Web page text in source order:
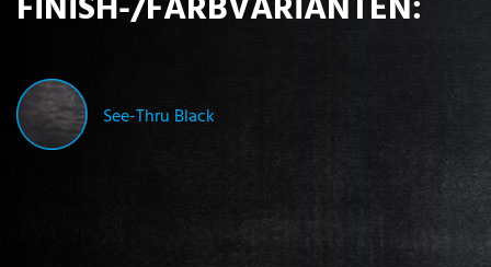
See-Thru Black